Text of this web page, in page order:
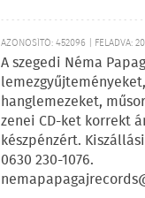
AZONOSÍTÓ: 452096 | FELADVA:
A szegedi Néma
hanglemezeket,
zenei CD-ket korrekt
készpénzért.
0630 230-1076.